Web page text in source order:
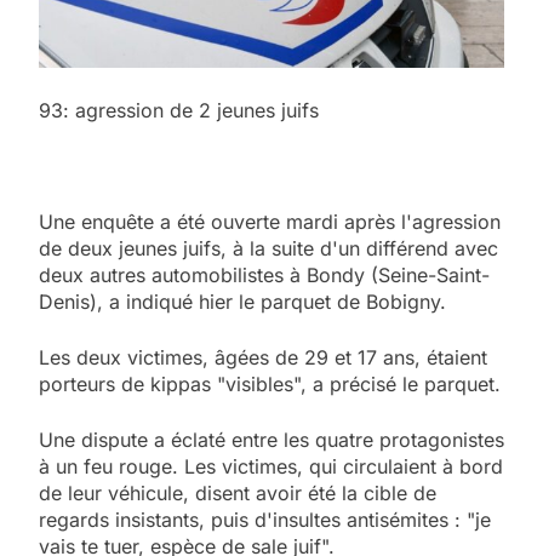
93: agression de 2 jeunes juifs
Une enquête a été ouverte mardi après l'agression
de deux jeunes juifs, à la suite d'un différend avec
deux autres automobilistes à Bondy (Seine-Saint-
Denis), a indiqué hier le parquet de Bobigny.
Les deux victimes, âgées de 29 et 17 ans, étaient
porteurs de kippas "visibles", a précisé le parquet.
Une dispute a éclaté entre les quatre protagonistes
à un feu rouge. Les victimes, qui circulaient à bord
de leur véhicule, disent avoir été la cible de
regards insistants, puis d'insultes antisémites : "je
vais te tuer, espèce de sale juif".